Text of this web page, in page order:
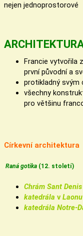
nejen jednoprostorové
Francie vytvořila
první původní a
protikladný svým
všechny
pro většinu
Církevní architektura
Raná gotika (12. století)
Chrám Sant
katedrála v Laonu
katedrála Notre-